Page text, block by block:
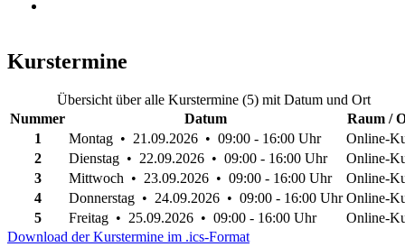
Kurstermine
Übersicht über alle Kurstermine (5) mit Datum und Ort
Nummer
Datum
Raum /
1
Montag • 21.09.2026 • 09:00 - 16:00 Uhr
Online-
2
Dienstag • 22.09.2026 • 09:00 - 16:00 Uhr
Online-
3
Mittwoch • 23.09.2026 • 09:00 - 16:00 Uhr
Online-
4
Donnerstag • 24.09.2026 • 09:00 - 16:00 Uhr Online-
5
Freitag • 25.09.2026 • 09:00 - 16:00 Uhr
Online-
Download der Kurstermine im .ics-Format